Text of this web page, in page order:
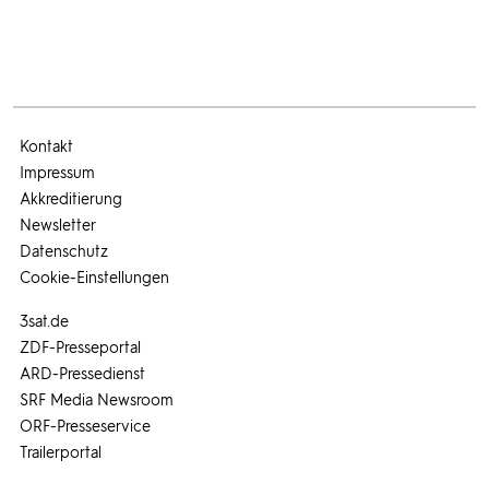
3sat.de
ZDF-Presseportal
ARD-Pressedienst
SRF Media Newsroom
ORF-Presseservice
Trailerportal
Kontakt
Impressum
Akkreditierung
Newsletter
Datenschutz
Cookie-Einstellungen